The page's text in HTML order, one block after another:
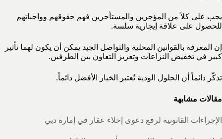
يجب على كلاً من المؤجرين والمستأجرين فهم حقوقهم وواجباتهم
للحصول على علاقة إيجارية سلسة.
إن المعرفة بالقوانين المحلية والتواصل الجيد يمكن أن يكون لهما تأثير
كبير في تخفيض النزاعات وتعزيز التعاون بين الطرفين.
تذكّر دائماً أن الحلول الودية تُعتبر الخيار الأفضل دائماً.
مقالات مشابهة
الإجراءات القانونية لرفع دعوى إخلاء عقار في إمارة دبي